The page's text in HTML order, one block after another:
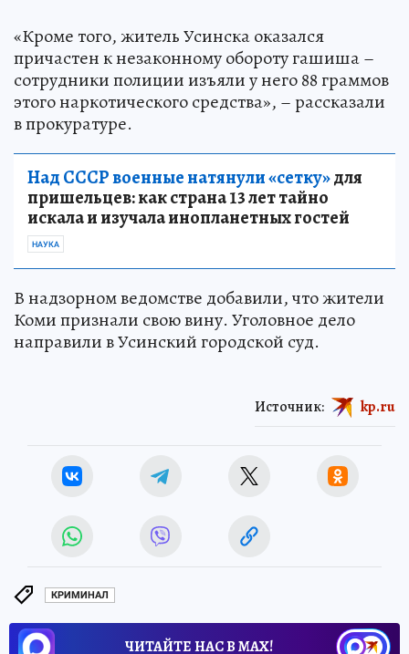
«Кроме того, житель Усинска оказался
причастен к незаконному обороту гашиша –
сотрудники полиции изъяли у него 88 граммов
этого наркотического средства», – рассказали
в прокуратуре.
Над СССР военные натянули «сетку»для
пришельцев: как страна 13 лет тайно
искала и изучала инопланетных гостей
НАУКА
В надзорном ведомстве добавили, что жители
Коми признали свою вину. Уголовное дело
направили в Усинский городской суд.
Источник: kp.ru
КРИМИНАЛ
ЧИТАЙТЕ НАС В МАХ!